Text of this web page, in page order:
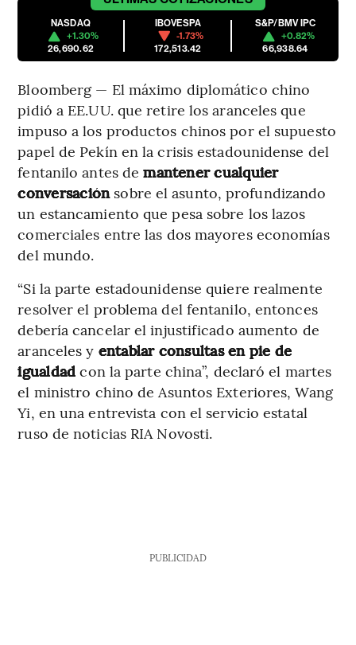
NASDAQ
+1.30%
26,690.62
IBOVESPA
-1.73%
172,513.42
S&P/BMV IPC
+0.82%
66,938.64
Bloomberg — El máximo diplomático chino
pidió a EE.UU. que retire los aranceles que
impuso a los productos chinos por el supuesto
papel de Pekín en la crisis estadounidense del
fentanilo antes demantener cualquier
conversaciónsobre el asunto, profundizando
un estancamiento que pesa sobre los lazos
comerciales entre las dos mayores economías
del mundo.
“Si la parte estadounidense quiere realmente
resolver el problema del fentanilo, entonces
debería cancelar el injustificado aumento de
aranceles y entablar consultas en pie de
igualdad con la parte china”, declaró el martes
el ministro chino de Asuntos Exteriores, Wang
Yi, en una entrevista con el servicio estatal
ruso de noticias RIA Novosti.
PUBLICIDAD